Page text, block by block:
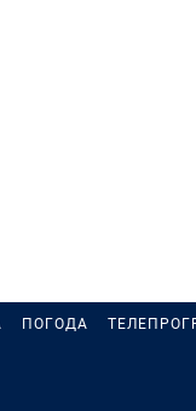
ПОГОДА